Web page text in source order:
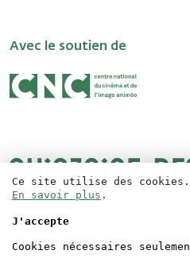
Avec le soutien de
Accréditations
Ce site utilise des cookies.
En savoir plus .
J'accepte
Cookies nécessaires